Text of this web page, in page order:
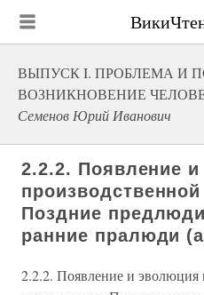
ВЫПУСК I. ПРОБЛЕМА И
ВОЗНИКНОВЕНИЕ
Семенов Юрий Иванович
2.2.2. Появление
Поздние
ранние пралюди
2.2.2. Появление и эволюция